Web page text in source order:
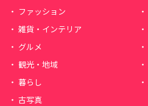
ファッション
雑貨・インテリア
グルメ
観光・地域
暮らし
古写真